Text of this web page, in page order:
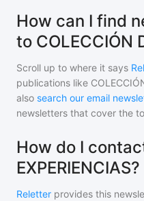
How can I find
to COLECCIÓN
Scroll up to where it says
publications like
also search our email
newsletters that cover the
How do I
EXPERIENCIAS?
Reletter provides this